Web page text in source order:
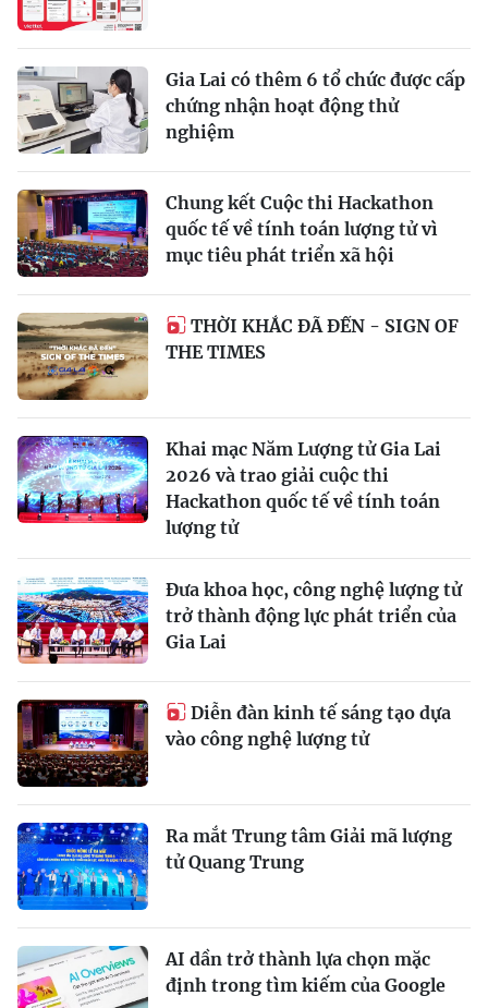
Gia Lai có thêm 6 tổ chức được cấp
chứng nhận hoạt động thử
nghiệm
Chung kết Cuộc thi Hackathon
quốc tế về tính toán lượng tử vì
mục tiêu phát triển xã hội
THỜI KHẮC ĐÃ ĐẾN - SIGN OF
THE TIMES
Khai mạc Năm Lượng tử Gia Lai
2026 và trao giải cuộc thi
Hackathon quốc tế về tính toán
lượng tử
Đưa khoa học, công nghệ lượng tử
trở thành động lực phát triển của
Gia Lai
Diễn đàn kinh tế sáng tạo dựa
vào công nghệ lượng tử
Ra mắt Trung tâm Giải mã lượng
tử Quang Trung
AI dần trở thành lựa chọn mặc
định trong tìm kiếm của Google